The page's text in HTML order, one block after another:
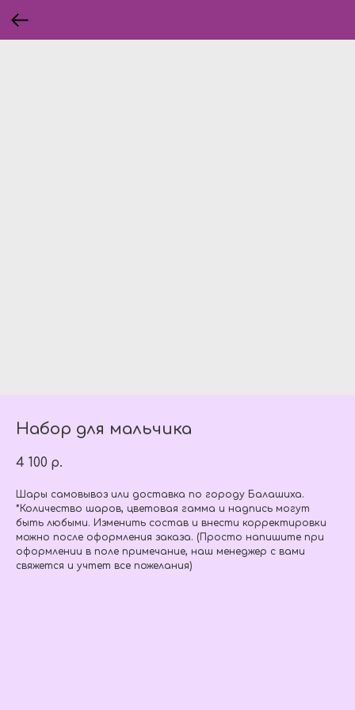
Набор для мальчика
4 100 р.
Шары самовывоз или доставка по городу Балашиха.
*Количество шаров, цветовая гамма и надпись могут
быть любыми. Изменить состав и внести корректировки
можно после оформления заказа. (Просто напишите при
оформлении в поле примечание, наш менеджер с вами
свяжется и учтет все пожелания)